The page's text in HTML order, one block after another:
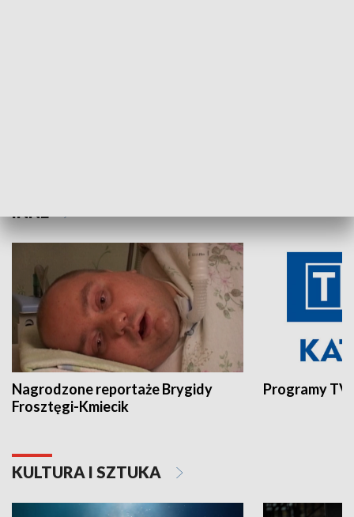
Nagrodzone reportaże Brygidy
Frosztęgi-Kmiecik
Programy
KULTURA I SZTUKA